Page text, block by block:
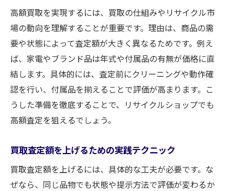
高額買取を実現するには、買取の仕組みやリサイクル市
場の動向を理解することが重要です。理由は、商品の需
要や状態によって査定額が大きく異なるためです。例え
ば、家電やブランド品は年式や付属品の有無が価格に直
結します。具体的には、査定前にクリーニングや動作確
認を行い、付属品を揃えることで評価が高まります。こ
うした準備を徹底することで、リサイクルショップでも
高額査定を狙えるでしょう。
買取査定額を上げるための実践テクニック
買取査定額を上げるには、具体的な工夫が必要です。な
ぜなら、同じ品物でも状態や提示方法で評価が変わるか